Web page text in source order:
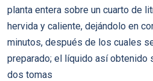
planta entera sobre un cuarto de
hervida y caliente, dejándolo en
minutos, después de los cuales
preparado; el líquido así obtenido
dos tomas